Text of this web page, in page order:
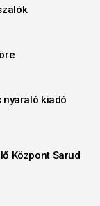
kiadó
Központ Sarud